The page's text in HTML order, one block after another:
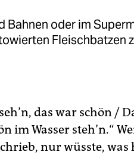
Bahnen oder im
Fleischbatzen
das war schön /
im Wasser steh’n.“
nur wüsste, was